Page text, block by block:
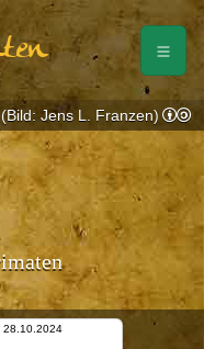
28.10.2024
Jens L. Franzen)